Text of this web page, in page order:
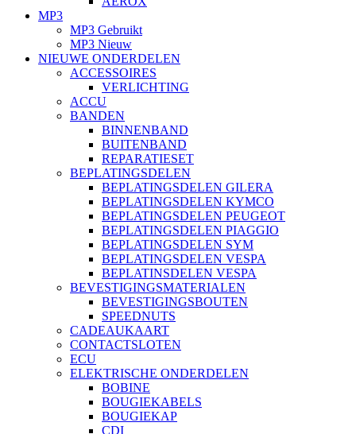
MP3
MP3 Gebruikt
MP3 Nieuw
NIEUWE ONDERDELEN
ACCESSOIRES
VERLICHTING
ACCU
BANDEN
BINNENBAND
BUITENBAND
REPARATIESET
BEPLATINGSDELEN
BEPLATINGSDELEN GILERA
BEPLATINGSDELEN KYMCO
BEPLATINGSDELEN PEUGEOT
BEPLATINGSDELEN PIAGGIO
BEPLATINGSDELEN SYM
BEPLATINGSDELEN VESPA
BEPLATINSDELEN VESPA
BEVESTIGINGSMATERIALEN
BEVESTIGINGSBOUTEN
SPEEDNUTS
CADEAUKAART
CONTACTSLOTEN
ECU
ELEKTRISCHE ONDERDELEN
BOBINE
BOUGIEKABELS
BOUGIEKAP
CDI